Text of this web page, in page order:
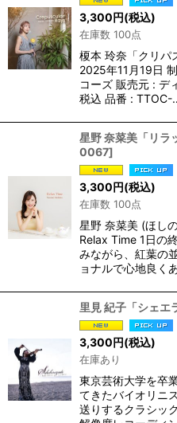
3,300円(税込)
在庫数 100点
榎本 玲奈「クリパ
2025年11月19日
コーズ 販売元 : デ
税込 品番 : TTOC-
星野 奈菜美「リラ
0067]
3,300円(税込)
在庫数 100点
星野 奈菜美 (ほし
Relax Time 1日の
みながら、紅葉の
ョナルで心地良く
里見 紀子「シェエ
3,300円(税込)
在庫あり
東京芸術大学を卒
てきたバイオリニ
送りするクラシッ